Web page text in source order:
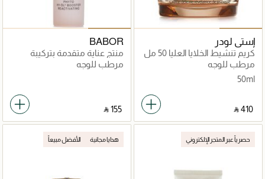
إستي لودر
كريم تنشيط الخلايا العليا 50 مل
مرطب للوجه
50ml
‎ ⃁ ⁦410⁩ ‎
BABOR
منتج عناية متقدمة بتركيبة
فعّالة متقدمة
مرطب للوجه
‎ ⃁ ⁦155⁩ ‎
حصرياً عبر المتجر الإلكتروني هدايا مجانية الأفضل مبيعاً